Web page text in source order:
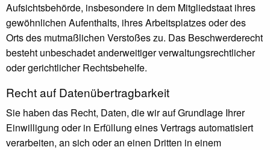
Aufsichtsbehörde, insbesondere in dem Mitgliedstaat ihres
gewöhnlichen Aufenthalts, ihres Arbeitsplatzes oder des
Orts des mutmaßlichen Verstoßes zu. Das Beschwerderecht
besteht unbeschadet anderweitiger verwaltungsrechtlicher
oder gerichtlicher Rechtsbehelfe.
Recht auf Daten­übertrag­barkeit
Sie haben das Recht, Daten, die wir auf Grundlage Ihrer
Einwilligung oder in Erfüllung eines Vertrags automatisiert
verarbeiten, an sich oder an einen Dritten in einem